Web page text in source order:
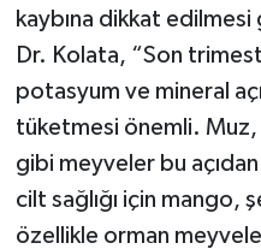
kaybına dikkat
Dr. Kolata, “Son
potasyum ve mineral
tüketmesi önemli. Muz,
gibi meyveler bu açıdan
cilt sağlığı için mango,
özellikle orman